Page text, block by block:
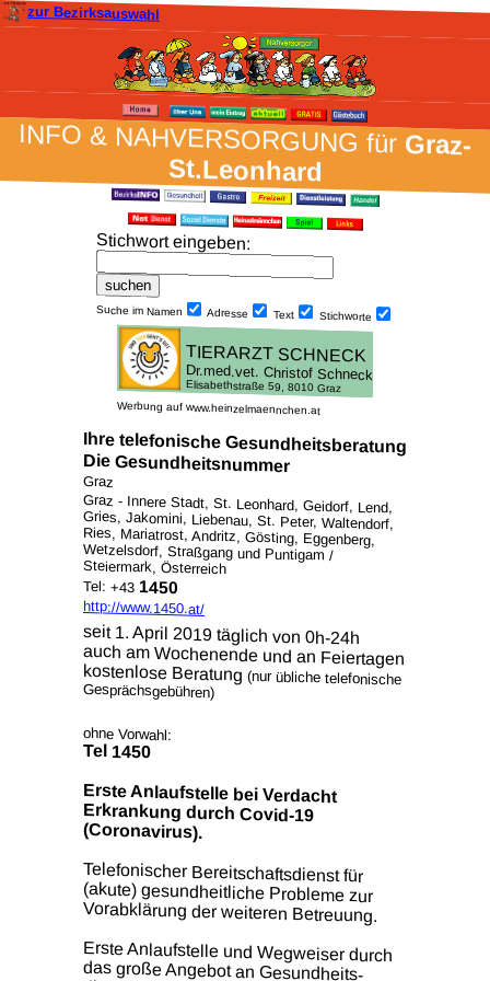
zur Bezirksauswahl
INFO & NAH­VER­SORG­UNG fürGraz-
St.Leonhard
Stich­wort ein­geben:
Suche im Namen Adresse Text Stich­worte
Werbung auf www.heinzelmaennchen.at
Ihre telefonische Gesundheitsberatung
Die Gesundheitsnummer
Graz
Graz - Innere Stadt, St. Leonhard, Geidorf, Lend,
Gries, Jakomini, Liebenau, St. Peter, Waltendorf,
Ries, Mariatrost, Andritz, Gösting, Eggenberg,
Wetzelsdorf, Straßgang und Puntigam /
Steiermark, Österreich
Tel: +43 1450
http://www.1450.at/
seit 1. April 2019 täglich von 0h-24h
auch am Wochenende und an Feiertagen
kostenlose Beratung (nur übliche telefonische
Gesprächs­gebühren)
ohne Vorwahl:
Tel 1450
Erste Anlaufstelle bei Verdacht
Erkrankung durch Covid-19
(Coronavirus).
Telefonischer Bereitschafts­dienst für
(akute) gesundheitliche Probleme zur
Vorabklärung der weiteren Betreuung.
Erste Anlaufstelle und Wegweiser durch
das große Angebot an Gesundheits­